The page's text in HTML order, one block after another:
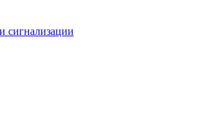
сигнализации